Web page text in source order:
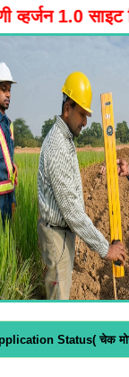
1.0 साइट
Status( चेक